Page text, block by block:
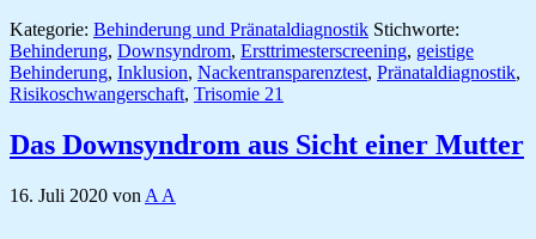
Kategorie: Behinderung und Pränataldiagnostik Stichworte:
Behinderung, Downsyndrom, Ersttrimesterscreening, geistige
Behinderung, Inklusion, Nackentransparenztest, Pränataldiagnostik,
Risikoschwangerschaft, Trisomie 21
Das Downsyndrom aus Sicht einer Mutter
16. Juli 2020 von A A